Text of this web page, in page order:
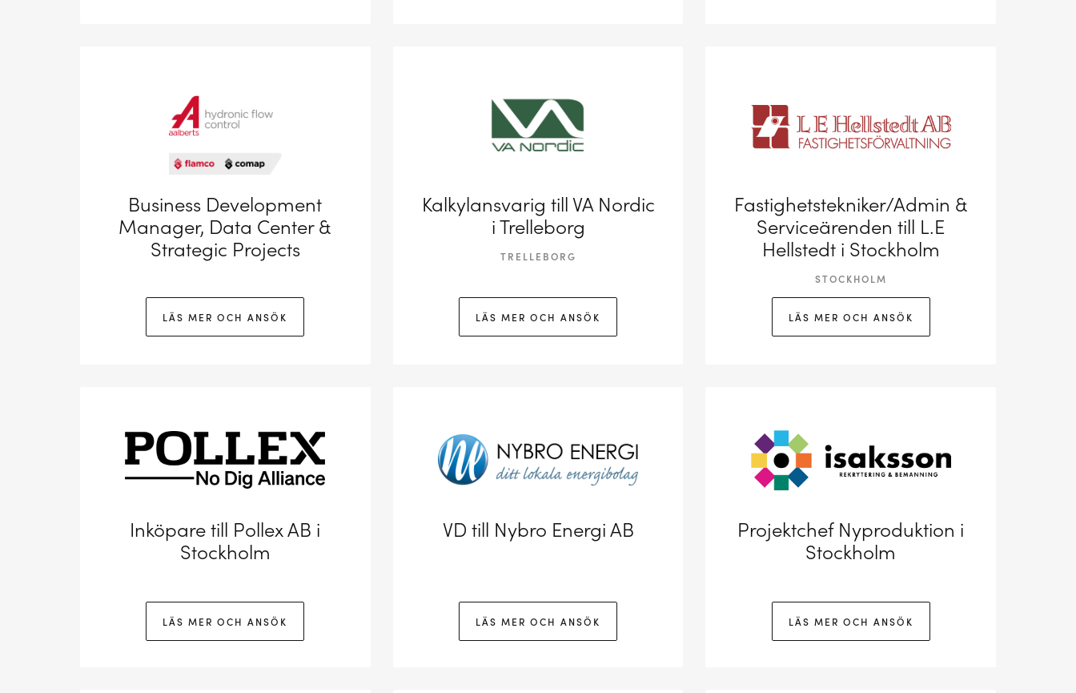
Business Development
Manager, Data Center &
Strategic Projects
LÄS MER OCH ANSÖK
Kalkylansvarig till VA Nordic
i Trelleborg
TRELLEBORG
LÄS MER OCH ANSÖK
Fastighetstekniker/Admin &
Serviceärenden till L.E
Hellstedt i Stockholm
STOCKHOLM
LÄS MER OCH ANSÖK
Inköpare till Pollex AB i
Stockholm
LÄS MER OCH ANSÖK
VD till Nybro Energi AB
LÄS MER OCH ANSÖK
Projektchef Nyproduktion i
Stockholm
LÄS MER OCH ANSÖK